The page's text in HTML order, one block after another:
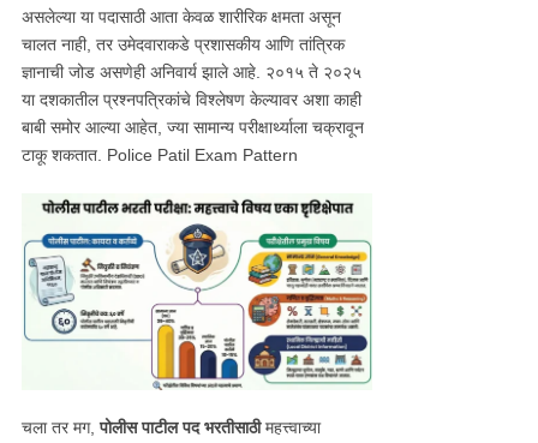
असलेल्या या पदासाठी आता केवळ शारीरिक क्षमता असून
चालत नाही, तर उमेदवाराकडे प्रशासकीय आणि तांत्रिक
ज्ञानाची जोड असणेही अनिवार्य झाले आहे. २०१५ ते २०२५
या दशकातील प्रश्नपत्रिकांचे विश्लेषण केल्यावर अशा काही
बाबी समोर आल्या आहेत, ज्या सामान्य परीक्षार्थ्याला चक्रावून
टाकू शकतात. Police Patil Exam Pattern
चला तर मग,पोलीस पाटील पद भरतीसाठीमहत्त्वाच्या